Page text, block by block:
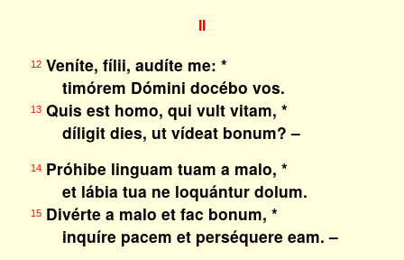
II
12Veníte, fílii, audíte me: *
timórem Dómini docébo vos.
13Quis est homo, qui vult vitam, *
díligit dies, ut vídeat bonum? –
14Próhibe linguam tuam a malo, *
et lábia tua ne loquántur dolum.
15Divérte a malo et fac bonum, *
inquíre pacem et perséquere eam. –